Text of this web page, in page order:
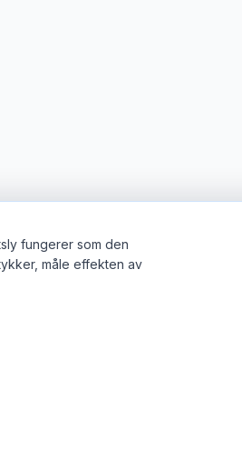
fungerer som den
måle effekten av